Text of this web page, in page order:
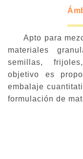
Apto para
materiales
semillas,
objetivo es
embalaje
formulación de